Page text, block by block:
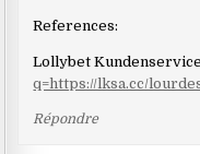
References:
Lollybet Kundenservice
q=https://lksa.cc/
Répondre